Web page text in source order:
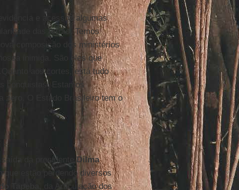
e acessou algumas
das terras. Temos
composição dos ministérios
inimiga. São eles que
aos cortes, está tudo
conquistas. Estamos
zero. O Estado Brasileiro tem o
da presidente Dilma
estão perdendo diversos
Tapeba, da Articulação dos